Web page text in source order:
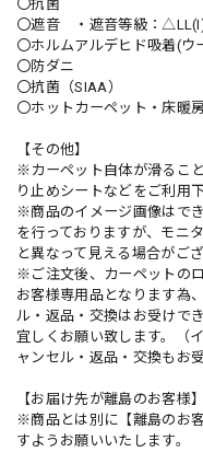
〇抗菌
〇遮音 ・遮音等級：
〇ホルムアルデヒド吸着(ウ
〇防ダニ
〇抗菌（SIAA）
〇ホットカーペット・床暖
【その他】
※カーペット自体が滑るこ
り止めシートなどをご利用下
※商品のイメージ画像はで
を行っておりますが、モニ
と異なって見える場合がござ
※ご注文後、カーペットの
お客様専用品となります為
ル・返品・交換はお受けで
宜しくお願い致します。（
ャンセル・返品・交換もお
【お届け先が離島のお客様】
※商品とは別に【離島のお
すようお願いいたします。